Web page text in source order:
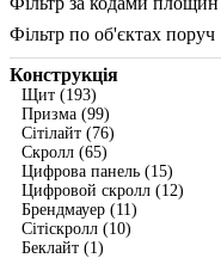
Фільтр по об'єктах поруч
Конструкція
Щит (193)
Призма (99)
Сітілайт (76)
Скролл (65)
Цифрова панель (15)
Цифровой скролл (12)
Брендмауер (11)
Сітіскролл (10)
Беклайт (1)